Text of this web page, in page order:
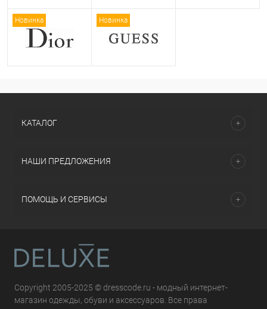
Новинка Новинка
КАТАЛОГ
НАШИ ПРЕДЛОЖЕНИЯ
ПОМОЩЬ И СЕРВИСЫ
Copyright 2005-2025 © dresscode.ru - модный интернет-
магазин одежды, обуви и аксессуаров. Все права